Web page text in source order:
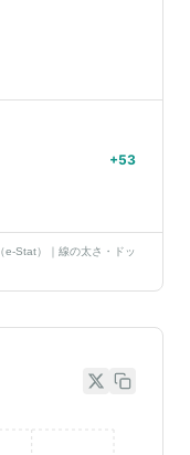
+53
e-Stat）｜線の太さ・ドッ